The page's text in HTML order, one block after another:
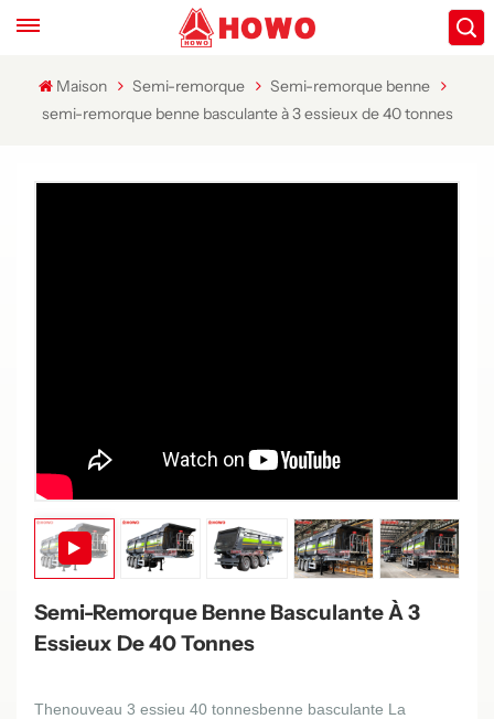
Maison Semi-remorque
Semi-remorque benne
semi-remorque benne basculante à 3 essieux de 40 tonnes
Semi-Remorque Benne Basculante À 3
Essieux De 40 Tonnes
Thenouveau 3 essieu 40 tonnesbenne basculante La